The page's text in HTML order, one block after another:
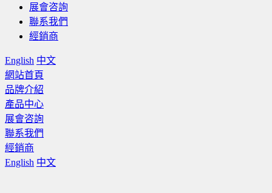
展會咨詢
聯系我們
經銷商
English 中文
網站首頁
品牌介紹
產品中心
展會咨詢
聯系我們
經銷商
English 中文